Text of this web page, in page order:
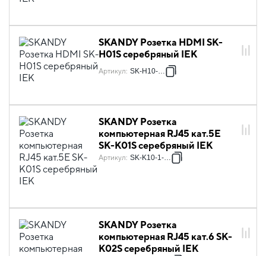
SKANDY Розетка HDMI SK-
H01S серебряный IEK
Артикул: SK-H10-K23
SKANDY Розетка
компьютерная RJ45 кат.5E
SK-K01S серебряный IEK
Артикул: SK-K10-1-K23
SKANDY Розетка
компьютерная RJ45 кат.6 SK-
K02S серебряный IEK